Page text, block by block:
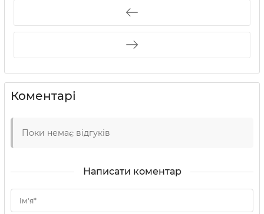
Коментарі
Поки немає відгуків
Написати коментар
Ім'я*